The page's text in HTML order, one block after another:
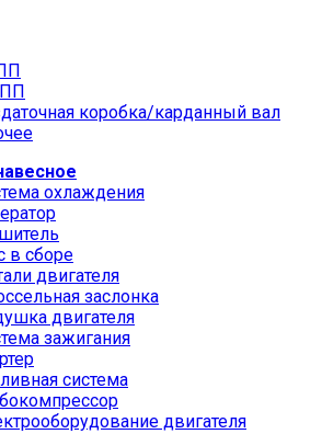
коробка/карданный вал
охлаждения
в сборе
двигателя
заслонка
двигателя
зажигания
система
двигателя